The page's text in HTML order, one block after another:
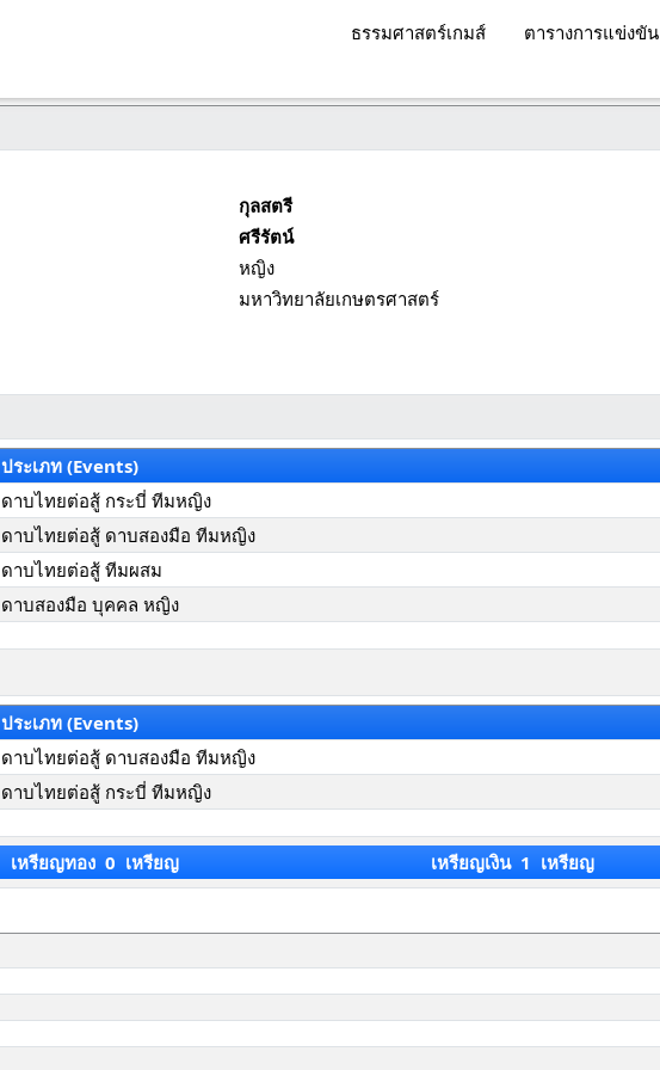
ธรรมศาสตร์เกมส์ ตารางการแข่งขัน
กุลสตรี
ศรีรัตน์
หญิง
มหาวิทยาลัยเกษตรศาสตร์
ประเภท (Events)
ดาบไทยต่อสู้ กระบี่ ทีมหญิง
ดาบไทยต่อสู้ ดาบสองมือ ทีมหญิง
ดาบไทยต่อสู้ ทีมผสม
ดาบสองมือ บุคคล หญิง
ประเภท (Events)
ดาบไทยต่อสู้ ดาบสองมือ ทีมหญิง
ดาบไทยต่อสู้ กระบี่ ทีมหญิง
เหรียญทอง 0 เหรียญ เหรียญเงิน 1 เหรียญ